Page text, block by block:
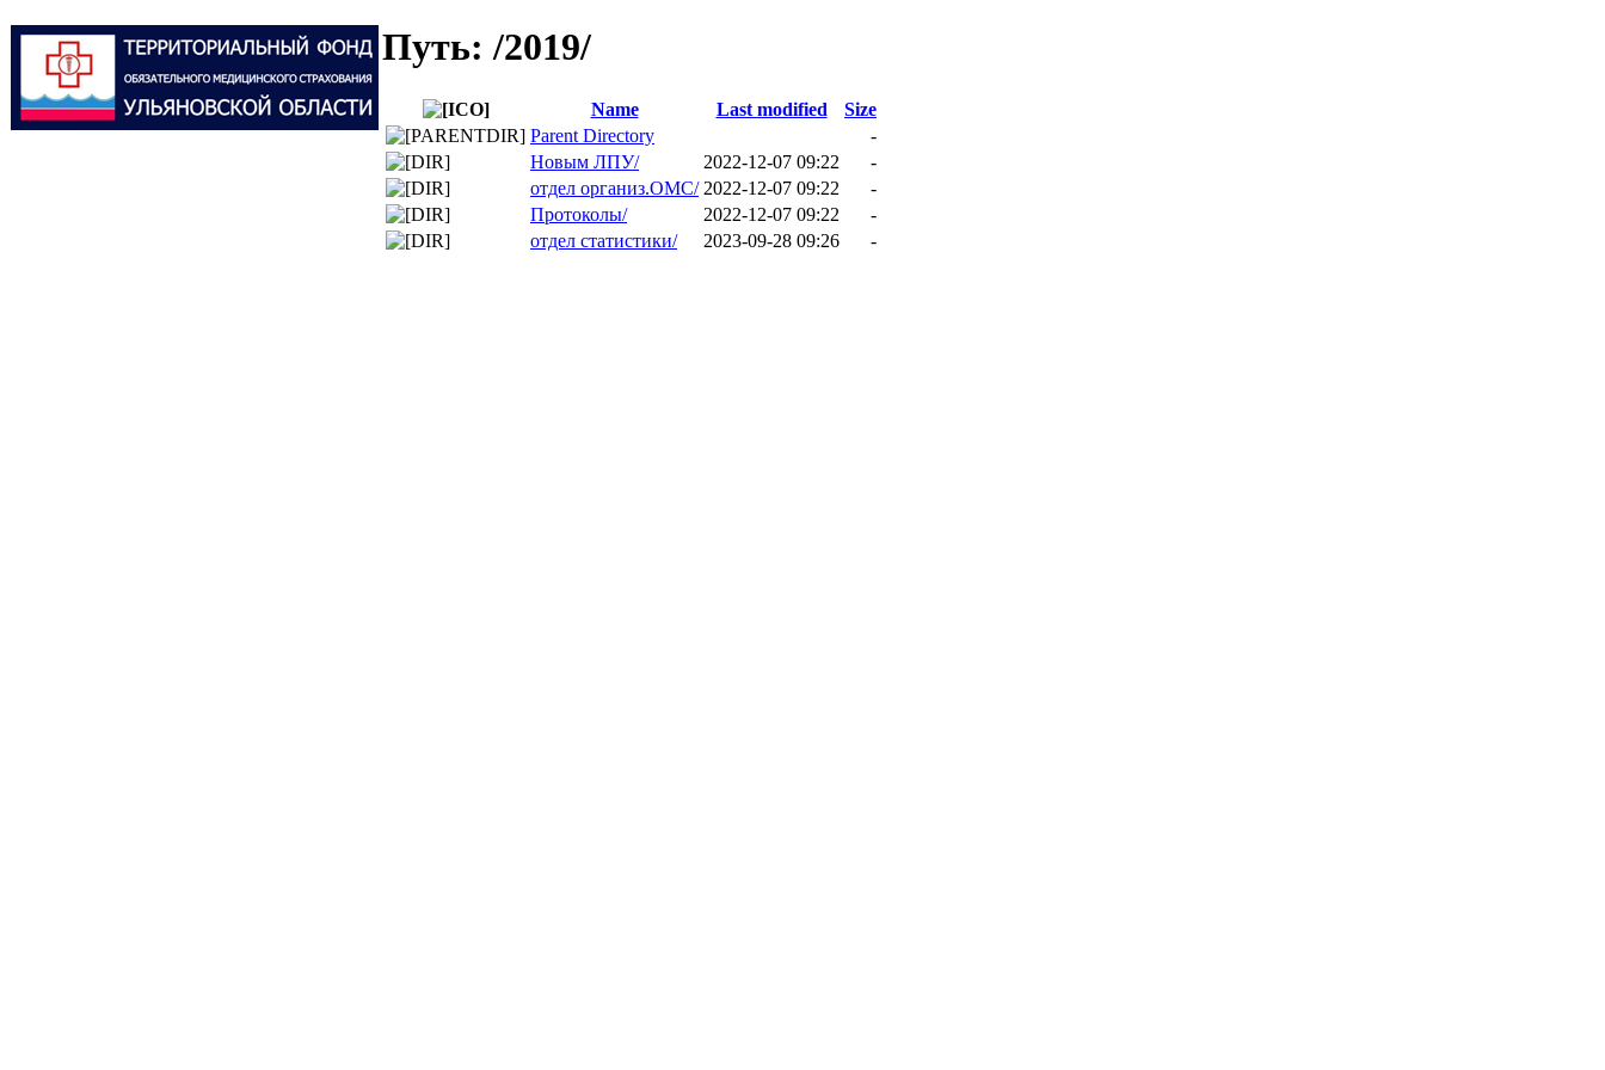
Путь: /2019/
Name Last modified
Size
Parent Directory
-
Новым ЛПУ/
2022-12-07 09:22
-
отдел организ.ОМС/ 2022-12-07 09:22
-
Протоколы/
2022-12-07 09:22
-
отдел статистики/
2023-09-28 09:26 -